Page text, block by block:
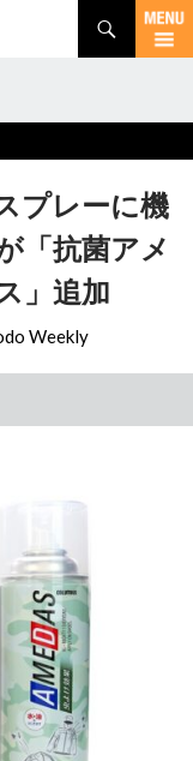
プレーに機
「抗菌アメ
」追加
Weekly